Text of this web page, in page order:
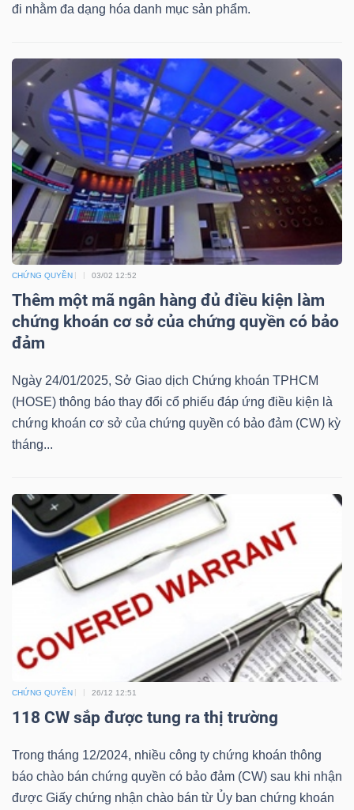
đi nhằm đa dạng hóa danh mục sản phẩm.
CHỨNG QUYỀN 03/02 12:52
Thêm một mã ngân hàng đủ điều kiện làm
chứng khoán cơ sở của chứng quyền có bảo
đảm
Ngày 24/01/2025, Sở Giao dịch Chứng khoán TPHCM
(HOSE) thông báo thay đổi cổ phiếu đáp ứng điều kiện là
chứng khoán cơ sở của chứng quyền có bảo đảm (CW) kỳ
tháng...
CHỨNG QUYỀN 26/12 12:51
118 CW sắp được tung ra thị trường
Trong tháng 12/2024, nhiều công ty chứng khoán thông
báo chào bán chứng quyền có bảo đảm (CW) sau khi nhận
được Giấy chứng nhận chào bán từ Ủy ban chứng khoán
tức
(-)
Bài
viết
của
tác
giả
(-)
Báo
cáo
phân
(-)
Thuật
ngữ
Dịch
vụ
(-)
tạo
Sách
tài
chính